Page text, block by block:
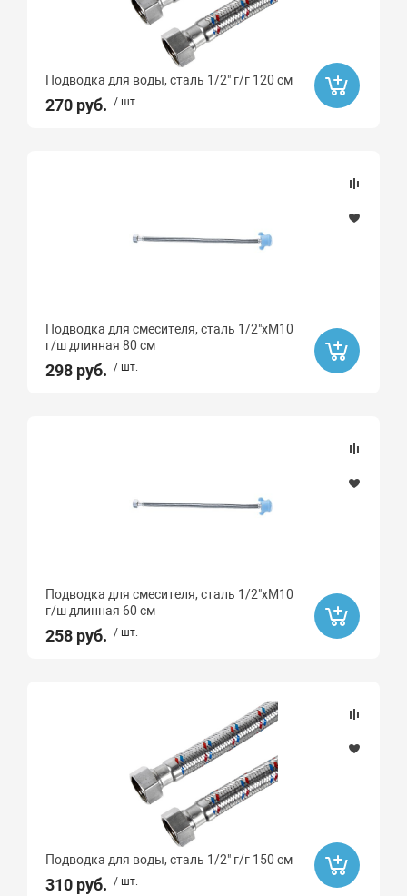
Подводка для воды, сталь 1/2" г/г 120 см
270 руб. / шт.
Подводка для смесителя, сталь 1/2"хМ10
г/ш длинная 80 см
298 руб. / шт.
Подводка для смесителя, сталь 1/2"хМ10
г/ш длинная 60 см
258 руб. / шт.
Подводка для воды, сталь 1/2" г/г 150 см
310 руб. / шт.